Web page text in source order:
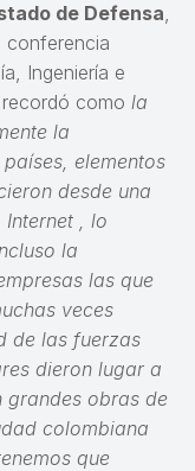
de Defensa,
conferencia
Ingeniería e
como la
la
elementos
desde una
, lo
la
las que
veces
de las fuerzas
dieron lugar a
obras de
colombiana
que